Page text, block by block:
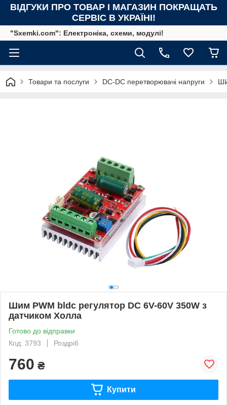
ВІДГУКИ ПРО ТОВАР І МАГАЗИН ПОКРАЩАТЬ
СЕРВІС В УКРАЇНІ!
"Sxemki.com": Електроніка, схеми, модулі!
Товари та послуги DC-DC перетворювачі напруги
Шим PWM bldc регулятор DC 6V-60V 350W з
датчиком Холла
Готово до відправки
Код: 3793
Роздріб
760 ₴
Купити